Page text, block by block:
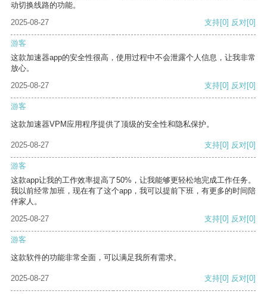
动切换线路的功能。
2025-08-27
支持[0] 反对[0]
游客
这款加速器app的安全性很高，使用过程中不会泄露个人信息，让我非常
放心。
2025-08-27
支持[0] 反对[0]
游客
这款加速器VPM应用程序提供了顶级的安全性和隐私保护。
2025-08-27 支持[0] 反对[0]
游客
这款app让我的工作效率提高了50%，让我能够更轻松地完成工作任务。
我以前经常加班，现在有了这个app，我可以提前下班，有更多的时间陪
伴家人。
2025-08-27
支持[0] 反对[0]
游客
这款软件的功能非常全面，可以满足我所有需求。
2025-08-27 支持[0] 反对[0]